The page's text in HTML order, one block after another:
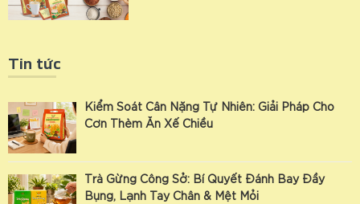
Tin tức
Kiểm Soát Cân Nặng Tự Nhiên: Giải Pháp Cho
Cơn Thèm Ăn Xế Chiều
Trà Gừng Công Sở: Bí Quyết Đánh Bay Đầy
Bụng, Lạnh Tay Chân & Mệt Mỏi